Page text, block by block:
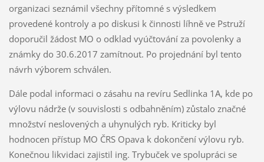
organizaci seznámil všechny přítomné s výsledkem
provedené kontroly a po diskusi k činnosti líhně ve Pstruží
doporučil žádost MO o odklad vyúčtování za povolenky a
známky do 30.6.2017 zamítnout. Po projednání byl tento
návrh výborem schválen.
Dále podal informaci o zásahu na revíru Sedlinka 1A, kde po
výlovu nádrže (v souvislosti s odbahněním) zůstalo značné
množství neslovených a uhynulých ryb. Kriticky byl
hodnocen přístup MO ČRS Opava k dokončení výlovu ryb.
Konečnou likvidaci zajistil ing. Trybuček ve spolupráci se